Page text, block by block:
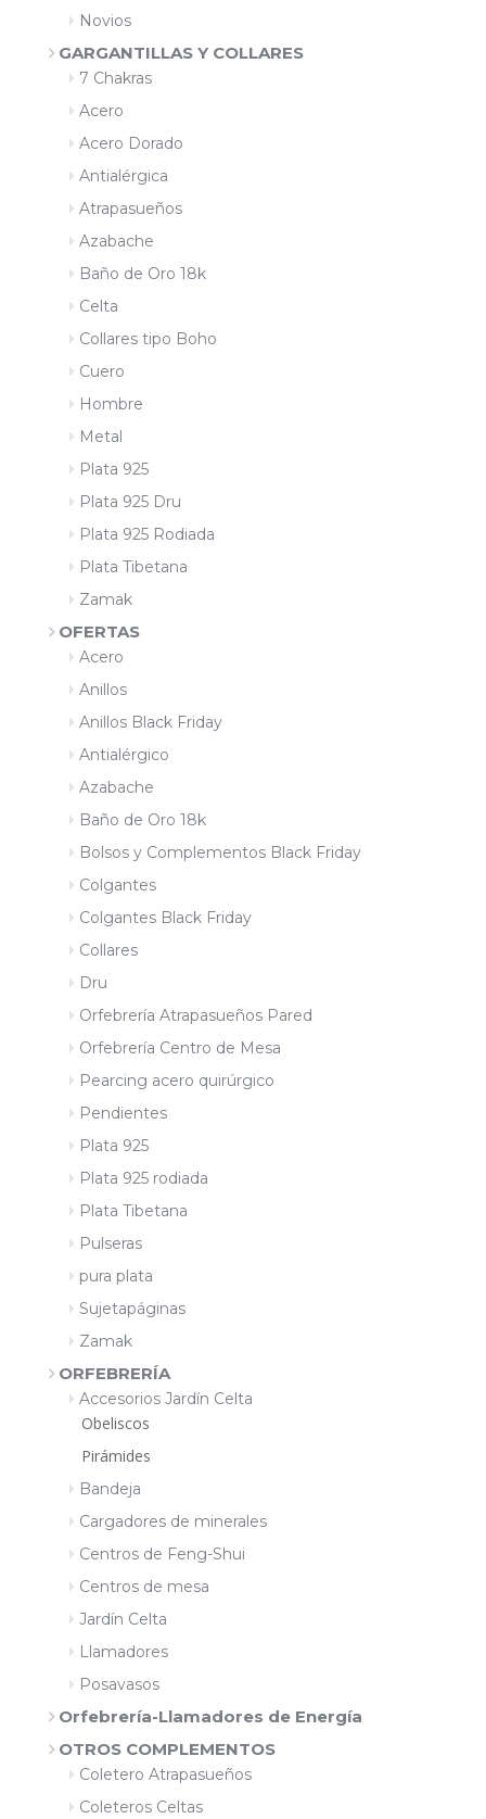
Novios
GARGANTILLAS Y COLLARES
7 Chakras
Acero
Acero Dorado
Antialérgica
Atrapasueños
Azabache
Baño de Oro 18k
Celta
Collares tipo Boho
Cuero
Hombre
Metal
Plata 925
Plata 925 Dru
Plata 925 Rodiada
Plata Tibetana
Zamak
OFERTAS
Acero
Anillos
Anillos Black Friday
Antialérgico
Azabache
Baño de Oro 18k
Bolsos y Complementos Black Friday
Colgantes
Colgantes Black Friday
Collares
Dru
Orfebrería Atrapasueños Pared
Orfebrería Centro de Mesa
Pearcing acero quirúrgico
Pendientes
Plata 925
Plata 925 rodiada
Plata Tibetana
Pulseras
pura plata
Sujetapáginas
Zamak
ORFEBRERÍA
Accesorios Jardín Celta
Obeliscos
Pirámides
Bandeja
Cargadores de minerales
Centros de Feng-Shui
Centros de mesa
Jardín Celta
Llamadores
Posavasos
Orfebrería-Llamadores de Energía
OTROS COMPLEMENTOS
Coletero Atrapasueños
Coleteros Celtas